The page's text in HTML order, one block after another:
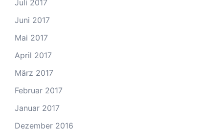
Juli 2017
Juni 2017
Mai 2017
April 2017
März 2017
Februar 2017
Januar 2017
Dezember 2016